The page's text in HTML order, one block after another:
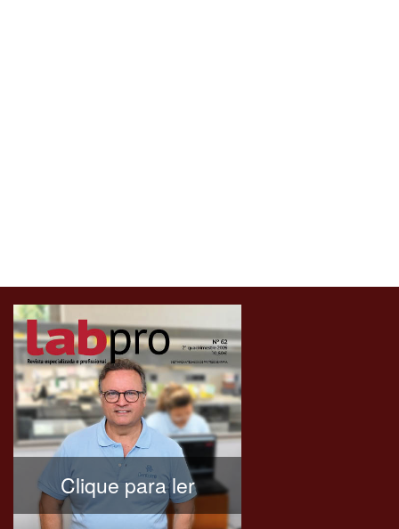
Clique para ler